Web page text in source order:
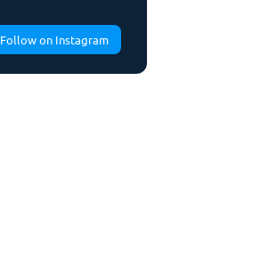
Follow on Instagram